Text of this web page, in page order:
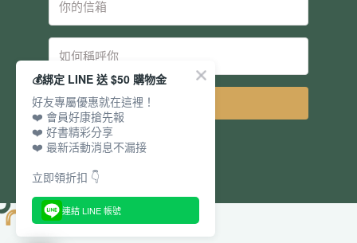
💰綁定 LINE 送 $50 購物金
好友專屬優惠就在這裡！
❤️ 會員好康搶先報
❤️ 好書精彩分享
❤️ 最新活動消息不漏接
立即領折扣 👇
連結 LINE 帳號